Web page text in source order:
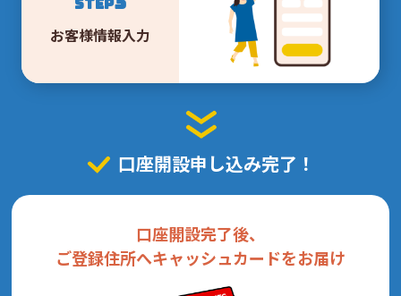
STEP
お客様情報入力
口座開設申し込み完了！
口座開設完了後、
ご登録住所へキャッシュカードをお届け